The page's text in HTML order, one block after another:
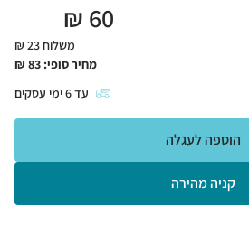
60
₪
משלוח 23 ₪
מחיר סופי: 83
₪
עד6ימי עסקים
קניה מהירה
הוספה לעגלה